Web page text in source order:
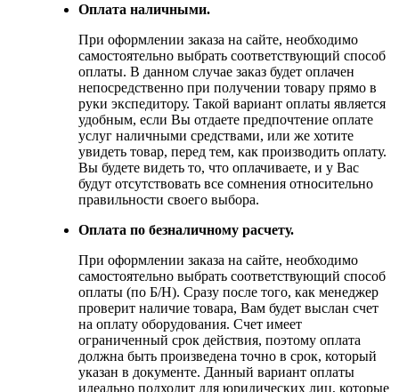
Оплата наличными.
При оформлении заказа на сайте, необходимо
самостоятельно выбрать соответствующий способ
оплаты. В данном случае заказ будет оплачен
непосредственно при получении товару прямо в
руки экспедитору. Такой вариант оплаты является
удобным, если Вы отдаете предпочтение оплате
услуг наличными средствами, или же хотите
увидеть товар, перед тем, как производить оплату.
Вы будете видеть то, что оплачиваете, и у Вас
будут отсутствовать все сомнения относительно
правильности своего выбора.
Оплата по безналичному расчету.
При оформлении заказа на сайте, необходимо
самостоятельно выбрать соответствующий способ
оплаты (по Б/Н). Сразу после того, как менеджер
проверит наличие товара, Вам будет выслан счет
на оплату оборудования. Счет имеет
ограниченный срок действия, поэтому оплата
должна быть произведена точно в срок, который
указан в документе. Данный вариант оплаты
идеально подходит для юридических лиц, которые